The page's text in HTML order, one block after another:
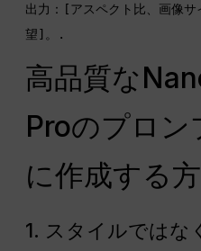
出力：[アスペクト比、画像サ
望]。.
高品質な
Proのプロン
に作成する
1. スタイルではな